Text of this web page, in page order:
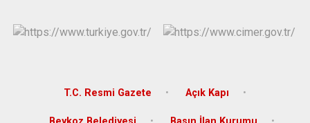
T.C. Resmi Gazete Açık Kapı